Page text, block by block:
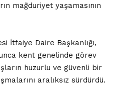
mağduriyet yaşamasının
İtfaiye Daire Başkanlığı,
kent genelinde görev
huzurlu ve güvenli bir
aralıksız sürdürdü.